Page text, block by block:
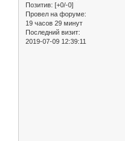
Позитив: [+0/-0]
Провел на форуме:
19 часов 29 минут
Последний визит:
2019-07-09 12:39:11